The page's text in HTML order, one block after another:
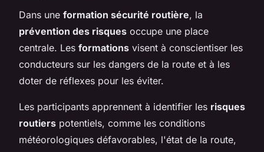
Dans une formation sécurité routière, la
prévention des risques occupe une place
centrale. Les formations visent à conscientiser les
conducteurs sur les dangers de la route et à les
doter de réflexes pour les éviter.
Les participants apprennent à identifier les risques
routiers potentiels, comme les conditions
météorologiques défavorables, l'état de la route,